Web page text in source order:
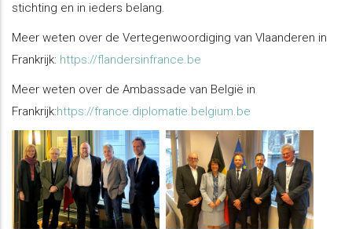
stichting en in ieders belang.
Meer weten over de Vertegenwoordiging van Vlaanderen in
Frankrijk: https://flandersinfrance.be
Meer weten over de Ambassade van België in
Frankrijk:https://france.diplomatie.belgium.be